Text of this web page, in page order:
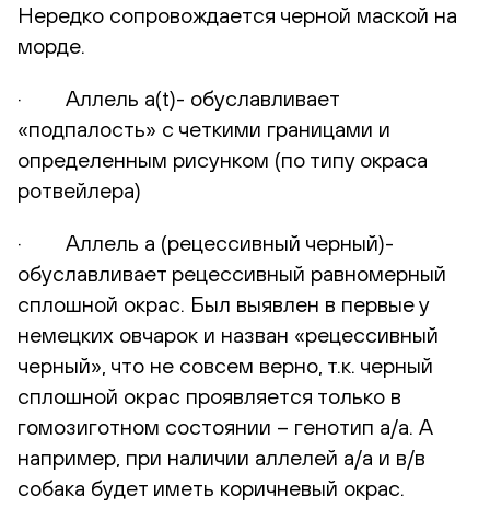
Нередко сопровождается черной маской на
морде.
· Аллель а(t)- обуславливает
«подпалость» с четкими границами и
определенным рисунком (по типу окраса
ротвейлера)
· Аллель а (рецессивный черный)-
обуславливает рецессивный равномерный
сплошной окрас. Был выявлен в первые у
немецких овчарок и назван «рецессивный
черный», что не совсем верно, т.к. черный
сплошной окрас проявляется только в
гомозиготном состоянии – генотип а/а. А
например, при наличии аллелей а/а и в/в
собака будет иметь коричневый окрас.